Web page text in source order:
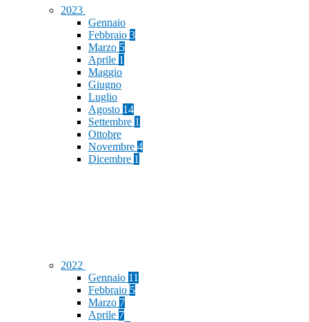
2023
Gennaio
Febbraio 3
Marzo 5
Aprile 1
Maggio
Giugno
Luglio
Agosto 14
Settembre 1
Ottobre
Novembre 4
Dicembre 1
2022
Gennaio 11
Febbraio 5
Marzo 7
Aprile 7